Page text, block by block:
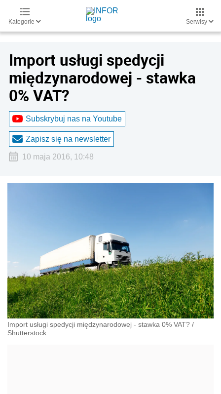
Kategorie Serwisy
Import usługi spedycji
międzynarodowej - stawka
0% VAT?
Subskrybuj nas na Youtube
Zapisz się na newsletter
10 maja 2016, 10:48
Import usługi spedycji międzynarodowej - stawka 0% VAT? /
Shutterstock